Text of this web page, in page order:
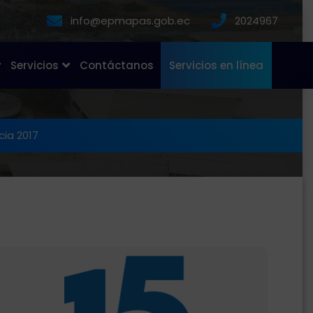
info@epmapas.gob.ec 2024967
Servicios Contáctanos Servicios en línea
2017